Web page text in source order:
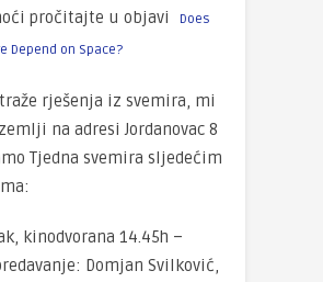
pročitajte u objavi
Does
Depend on Space?
rješenja iz svemira, mi
na adresi Jordanovac 8
Tjedna svemira sljedećim
kinodvorana 14.45h –
Domjan Svilković,